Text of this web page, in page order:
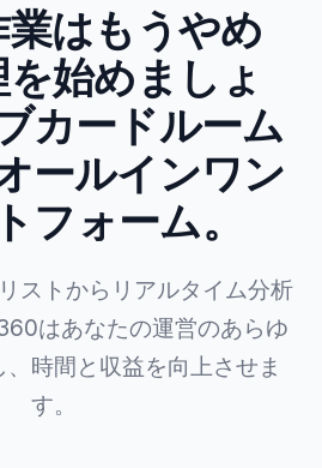
はもうやめ
始めましょ
カードルーム
ールインワン
フォーム。
ストからリアルタイム分析
はあなたの運営のあらゆ
時間と収益を向上させま
す。